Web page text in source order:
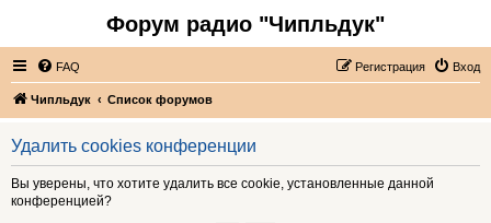
Форум радио "Чипльдук"
FAQ Вход
Регистрация
Чипльдук Список форумов
Удалить cookies конференции
Вы уверены, что хотите удалить все cookie, установленные данной
конференцией?